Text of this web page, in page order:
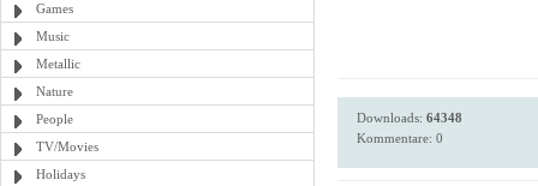
Games
Music
Metallic
Nature
People
TV/Movies
Holidays
Downloads: 64348
Kommentare: 0